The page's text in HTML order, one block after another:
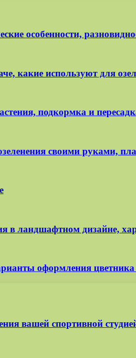
особенности,
какие используют для
подкормка и
своими руками,
ландшафтном дизайне,
оформления цветника
вашей спортивной